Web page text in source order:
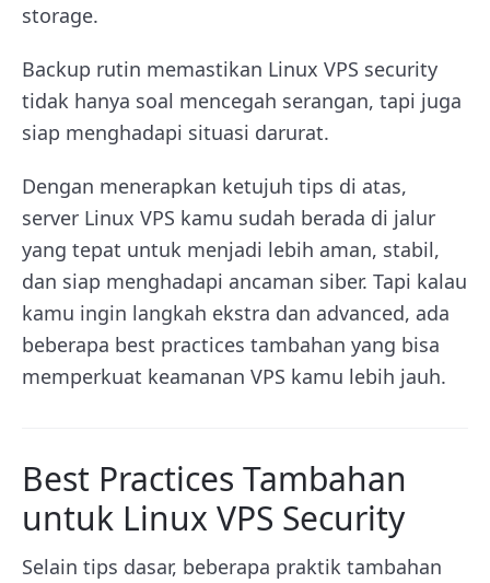
storage.
Backup rutin memastikan Linux VPS security
tidak hanya soal mencegah serangan, tapi juga
siap menghadapi situasi darurat.
Dengan menerapkan ketujuh tips di atas,
server Linux VPS kamu sudah berada di jalur
yang tepat untuk menjadi lebih aman, stabil,
dan siap menghadapi ancaman siber. Tapi kalau
kamu ingin langkah ekstra dan advanced, ada
beberapa best practices tambahan yang bisa
memperkuat keamanan VPS kamu lebih jauh.
Best Practices Tambahan
untuk Linux VPS Security
Selain tips dasar, beberapa praktik tambahan